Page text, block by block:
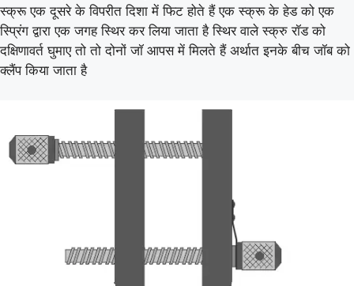
स्क्रू एक दूसरे के विपरीत दिशा में फिट होते हैं एक स्क्रू के हेड को एक
स्प्रिंग द्वारा एक जगह स्थिर कर लिया जाता है स्थिर वाले स्क्रु रॉड को
दक्षिणावर्त घुमाए तो तो दोनों जॉ आपस में मिलते हैं अर्थात इनके बीच जॉब को
क्लैंप किया जाता है